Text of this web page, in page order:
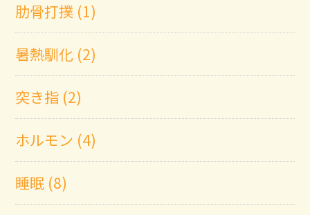
肋骨打撲 (1)
暑熱馴化 (2)
突き指 (2)
ホルモン (4)
睡眠 (8)